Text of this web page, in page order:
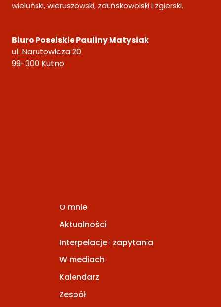
wieluński, wieruszowski, zduńskowolski i zgierski.
Biuro Poselskie Pauliny Matysiak
ul. Narutowicza 20
99-300 Kutno
O mnie
Aktualności
Interpelacje i zapytania
W mediach
Kalendarz
Zespół